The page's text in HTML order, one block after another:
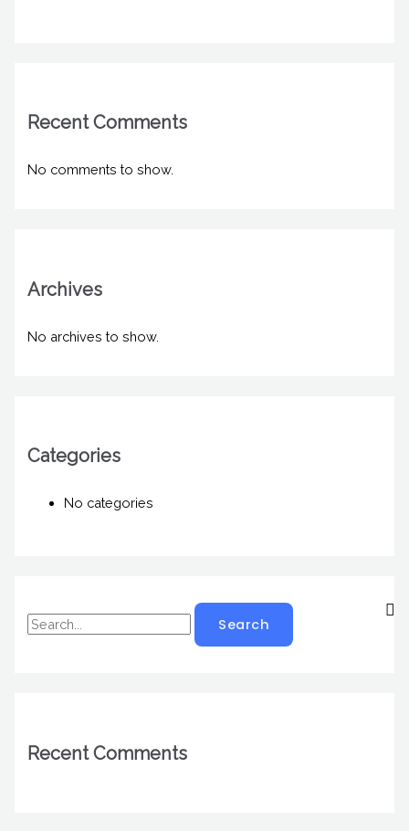
Recent Comments
No comments to show.
Archives
No archives to show.
Categories
No categories
Recent Comments